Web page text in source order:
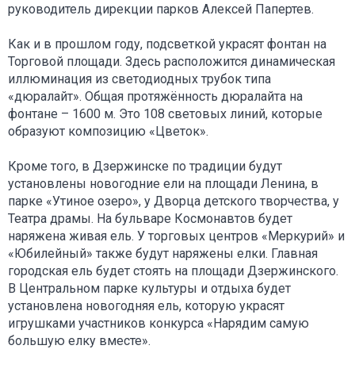
руководитель дирекции парков Алексей Папертев.
Как и в прошлом году, подсветкой украсят фонтан на
Торговой площади. Здесь расположится динамическая
иллюминация из светодиодных трубок типа
«дюралайт». Общая протяжённость дюралайта на
фонтане – 1600 м. Это 108 световых линий, которые
образуют композицию «Цветок».
Кроме того, в Дзержинске по традиции будут
установлены новогодние ели на площади Ленина, в
парке «Утиное озеро», у Дворца детского творчества, у
Театра драмы. На бульваре Космонавтов будет
наряжена живая ель. У торговых центров «Меркурий» и
«Юбилейный» также будут наряжены елки. Главная
городская ель будет стоять на площади Дзержинского.
В Центральном парке культуры и отдыха будет
установлена новогодняя ель, которую украсят
игрушками участников конкурса «Нарядим самую
большую елку вместе».